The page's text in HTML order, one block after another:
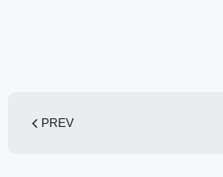
PREV